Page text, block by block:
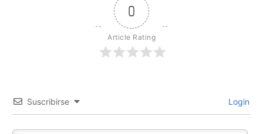
0
Article Rating
Suscribirse Login